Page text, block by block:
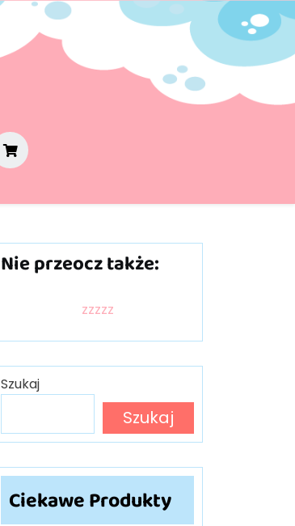
Nie przeocz także:
zzzzz
Szukaj
Szukaj
Ciekawe Produkty